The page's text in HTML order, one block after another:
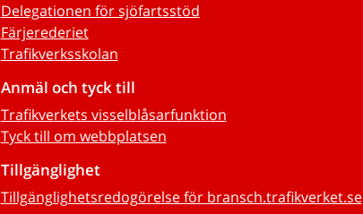
Delegationen för sjöfartsstöd
Färjerederiet
Trafikverksskolan
Anmäl och tyck till
Trafikverkets visselblåsarfunktion
Tyck till om webbplatsen
Tillgänglighet
Tillgänglighetsredogörelse för bransch.trafikverket.se